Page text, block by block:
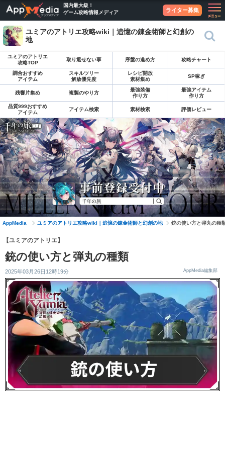
国内最大級！
ゲーム攻略情報メディア
ライター募集
ユミアのアトリエ攻略wiki｜追憶の錬金術師と幻創の
地
ユミアのアトリエ
攻略TOP
取り返せない事 序盤の進め方 攻略チャート
調合おすすめ
アイテム
スキルツリー
解放優先度
レシピ開放
素材集め
SP稼ぎ
残響片集め 複製のやり方
最強装備
作り方
最強アイテム
作り方
品質999おすすめ
アイテム
アイテム検索 素材検索 評価レビュー
AppMedia ユミアのアトリエ攻略wiki｜追憶の錬金術師と幻創の地 銃の使い方と弾丸の種
【ユミアのアトリエ】
銃の使い方と弾丸の種類
2025年03月26日12時19分 AppMedia編集部